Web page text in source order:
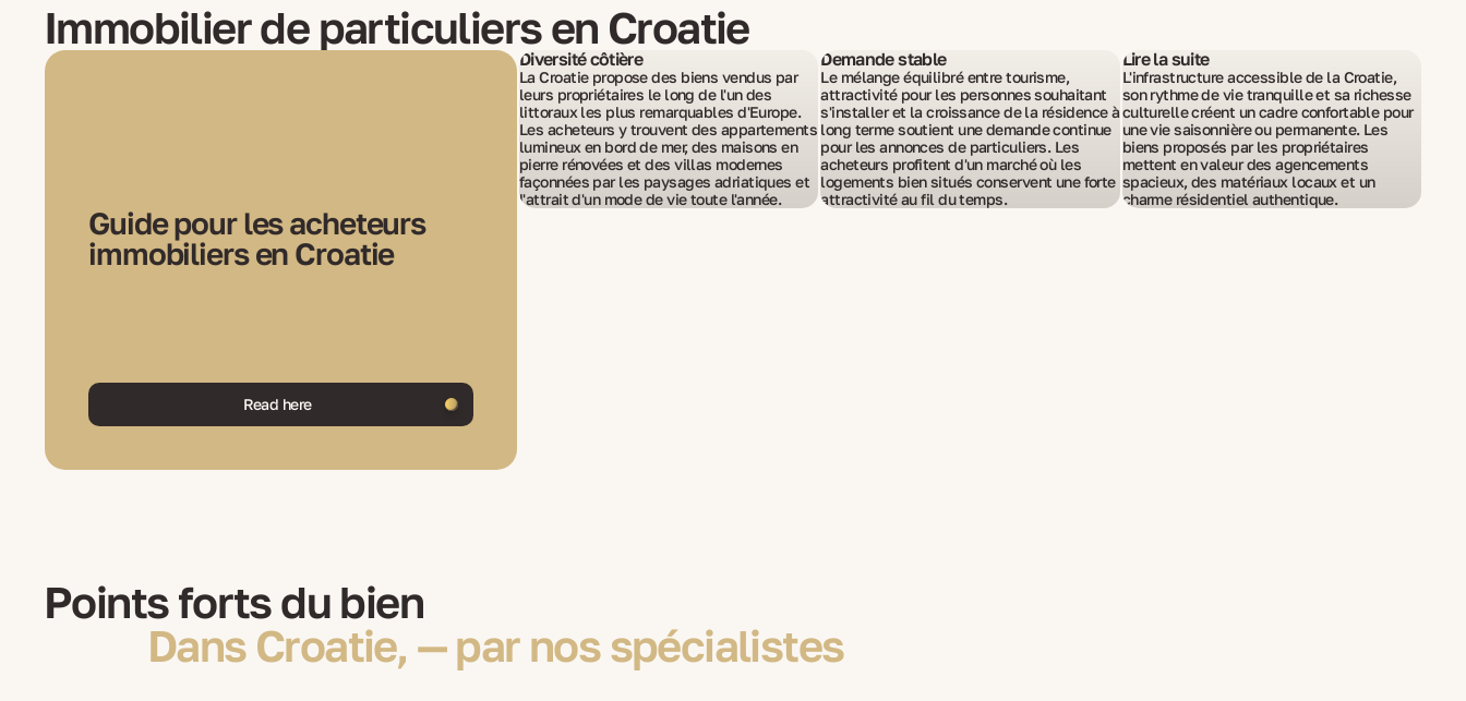
Immobilier de particuliers en Croatie
Guide pour les acheteurs
immobiliers en Croatie
Read here
Diversité côtière
La Croatie propose des biens vendus par
leurs propriétaires le long de l'un des
littoraux les plus remarquables d'Europe.
Les acheteurs y trouvent des appartements
lumineux en bord de mer, des maisons en
pierre rénovées et des villas modernes
façonnées par les paysages adriatiques et
l'attrait d'un mode de vie toute l'année.
Demande stable
Le mélange équilibré entre tourisme,
attractivité pour les personnes souhaitant
s'installer et la croissance de la résidence à
long terme soutient une demande continue
pour les annonces de particuliers. Les
acheteurs profitent d'un marché où les
logements bien situés conservent une forte
attractivité au fil du temps.
Lire la suite
L'infrastructure accessible de la Croatie,
son rythme de vie tranquille et sa richesse
culturelle créent un cadre confortable pour
une vie saisonnière ou permanente. Les
biens proposés par les propriétaires
mettent en valeur des agencements
spacieux, des matériaux locaux et un
charme résidentiel authentique.
Points forts du bien
Dans Croatie, — par nos spécialistes